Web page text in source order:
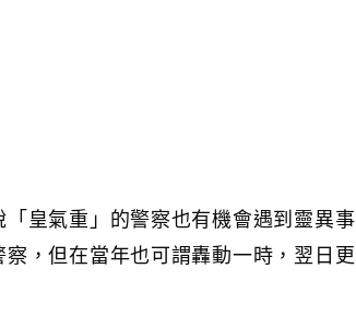
皇氣重」的警察也有機會遇到靈異事
，但在當年也可謂轟動一時，翌日更